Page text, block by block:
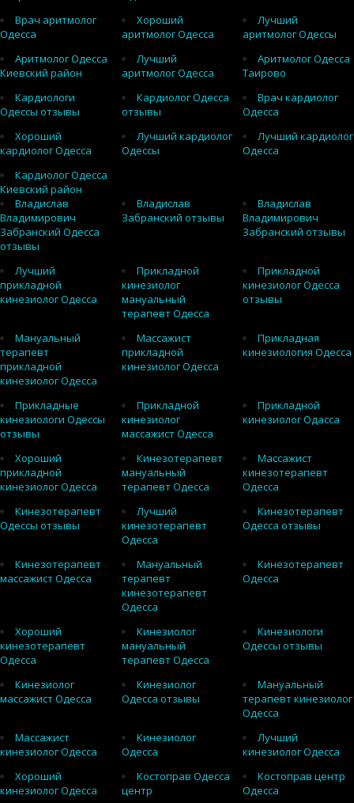
Врач аритмолог
Одесса
Хороший
аритмолог Одесса
Лучший
аритмолог Одессы
Аритмолог Одесса
Киевский район
Лучший
аритмолог Одесса
Аритмолог Одесса
Таирово
Кардиологи
Одессы отзывы
Кардиолог Одесса
отзывы
Врач кардиолог
Одесса
Хороший
кардиолог Одесса
Лучший кардиолог
Одессы
Лучший кардиолог
Одесса
Кардиолог Одесса
Киевский район
Владислав
Владимирович
Забранский Одесса
отзывы
Владислав
Забранский отзывы
Владислав
Владимирович
Забранский отзывы
Лучший
прикладной
кинезиолог Одесса
Прикладной
кинезиолог
мануальный
терапевт Одесса
Прикладной
кинезиолог Одесса
отзывы
Мануальный
терапевт
прикладной
кинезиолог Одесса
Массажист
прикладной
кинезиолог Одесса
Прикладная
кинезиология Одесса
Прикладные
кинезиологи Одессы
отзывы
Прикладной
кинезиолог
массажист Одесса
Прикладной
кинезиолог Одасса
Хороший
прикладной
кинезиолог Одесса
Кинезотерапевт
мануальный
терапевт Одесса
Массажист
кинезотерапевт
Одесса
Кинезотерапевт
Одессы отзывы
Лучший
кинезотерапевт
Одесса
Кинезотерапевт
Одесса отзывы
Кинезотерапевт
массажист Одесса
Мануальный
терапевт
кинезотерапевт
Одесса
Кинезотерапевт
Одесса
Хороший
кинезотерапевт
Одесса
Кинезиолог
мануальный
терапевт Одесса
Кинезиологи
Одессы отзывы
Кинезиолог
массажист Одесса
Кинезиолог
Одесса отзывы
Мануальный
терапевт кинезиолог
Одесса
Массажист
кинезиолог Одесса
Кинезиолог
Одесса
Лучший
кинезиолог Одесса
Хороший
кинезиолог Одесса
Костоправ Одесса
центр
Костоправ центр
Одесса